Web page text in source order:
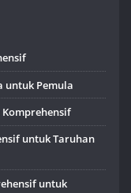
untuk Pemula
untuk Taruhan
untuk